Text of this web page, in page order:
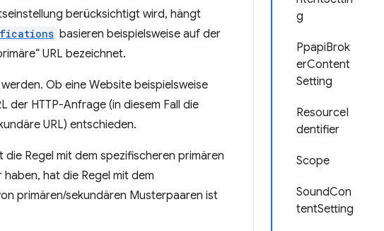
g
PpapiBrok
erContent
Setting
ResourceI
dentifier
Scope
SoundCon
tentSetting
berücksichtigt wird, hängt
basieren beispielsweise auf der
URL bezeichnet.
Ob eine Website beispielsweise
der HTTP-Anfrage (in diesem Fall die
URL) entschieden.
Regel mit dem spezifischeren primären
hat die Regel mit dem
primären/sekundären Musterpaaren ist